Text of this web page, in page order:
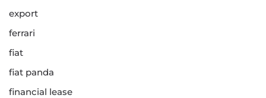
export
ferrari
fiat
fiat panda
financial lease